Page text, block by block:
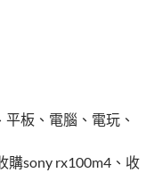
平板、電腦、電玩、
購sony rx100m4、收